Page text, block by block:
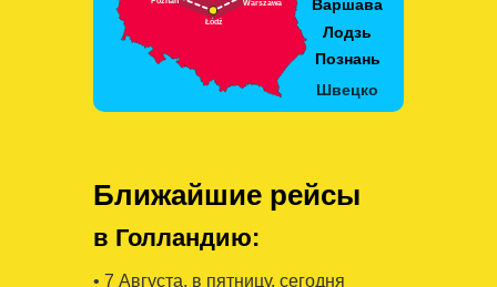
Ближайшие рейсы
в Голландию:
• 7 Августa, в пятницу, сегодня